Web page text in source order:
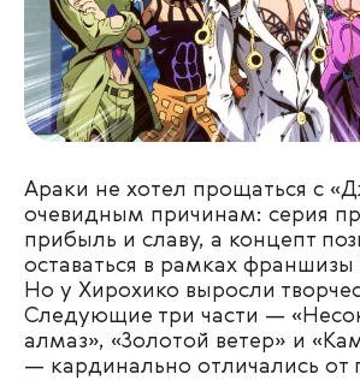
Араки не хотел прощаться с
очевидным причинам: серия
прибыль и славу, а концепт
оставаться в рамках франшизы
Но у Хирохико выросли
Следующие три части —
алмаз», «Золотой ветер» и
— кардинально отличались от